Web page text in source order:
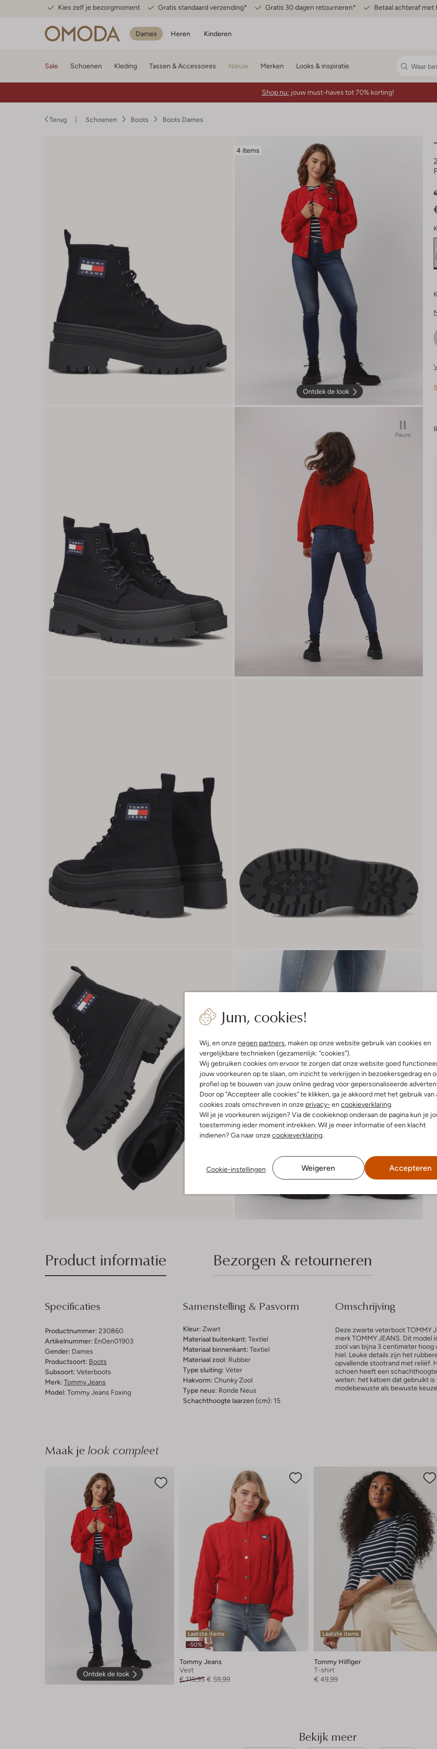
Kies zelf je bezorgmoment Gratis standaard verzending* Gratis 30 dagen retourneren* Betaal achteraf met
Dames Heren Kinderen
Jum, cookies!
Wij, en onze negen partners, maken op onze website gebruik van cookies en
vergelijkbare technieken (gezamenlijk: "cookies").
Wij gebruiken cookies om ervoor te zorgen dat onze website goed
jouw voorkeuren op te slaan, om inzicht te verkrijgen in bezoekersgedrag en
profiel op te bouwen van jouw online gedrag voor gepersonaliseerde
Door op "Accepteer alle cookies" te klikken, ga je akkoord met het gebruik van
cookies zoals omschreven in onze privacy- en cookieverklaring.
Wil je je voorkeuren wijzigen? Via de cookieknop onderaan de pagina kun je
toestemming ieder moment intrekken. Wil je meer informatie of een klacht
indienen? Ga naar onzecookieverklaring.
Cookie-instellingen Weigeren Accepteren
Sale Schoenen Kleding Tassen & Accessoires Nieuw Merken Looks & inspiratie
Shop nu: jouw must-haves tot 70% korting!
Terug Schoenen Boots Boots Dames
4 items
Ontdek de look
Pauze
Product informatie Bezorgen & retourneren
Specificaties
Productnummer: 230860
Artikelnummer: En0en01903
Gender: Dames
Productsoort: Boots
Subsoort: Veterboots
Merk: Tommy Jeans
Model: Tommy Jeans Foxing
Samenstelling & Pasvorm
Kleur: Zwart
Materiaal buitenkant: Textiel
Materiaal binnenkant: Textiel
Materiaal zool: Rubber
Type sluiting: Veter
Hakvorm: Chunky Zool
Type neus: Ronde Neus
Schachthoogte laarzen (cm): 15
Omschrijving
Deze zwarte veterboot TOMMY
merk TOMMY JEANS. Dit
zool van bijna 3 centimeter
hiel. Leuke details zijn het
opvallende stootrand met reliëf.
schoen heeft een
weten: het katoen dat gebruikt
modebewuste als bewuste
Maak je look compleet
Ontdek de look
Laatste items
-50%
Tommy Jeans
Vest
€ 119,95 € 59,99
Laatste items
Tommy Hilfiger
T-shirt
€ 49,99
Bekijk meer